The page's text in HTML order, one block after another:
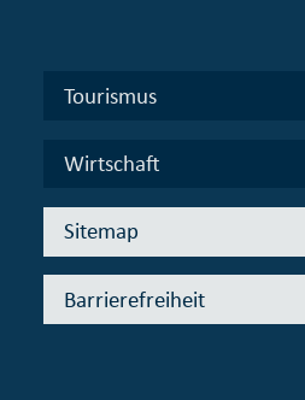
Tourismus
Wirtschaft
Sitemap
Barrierefreiheit